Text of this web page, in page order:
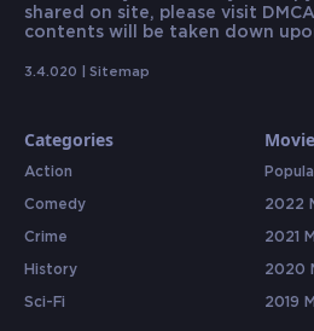
shared on site, please visit
contents will be taken down
3.4.020 | Sitemap
Categories
Action
Comedy
Crime
History
Sci-Fi
2022
2021
2020
2019